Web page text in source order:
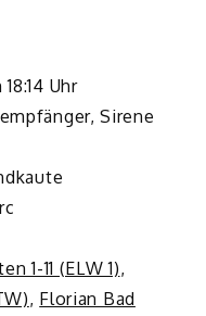
Uhr
Sirene
1-11 (ELW 1),
, Florian Bad